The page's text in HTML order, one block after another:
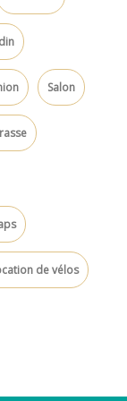
Salon
de vélos